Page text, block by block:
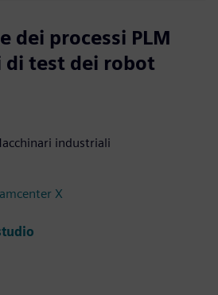
dei processi PLM
di test dei robot
industriali
X